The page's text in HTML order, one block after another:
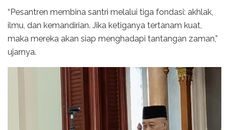
“Pesantren membina santri melalui tiga fondasi: akhlak,
ilmu, dan kemandirian. Jika ketiganya tertanam kuat,
maka mereka akan siap menghadapi tantangan zaman,”
ujarnya.